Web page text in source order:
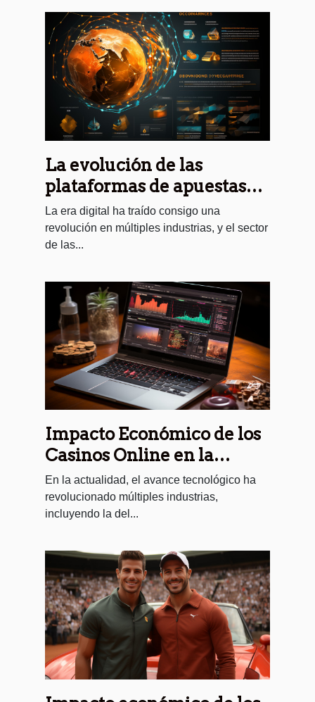
La evolución de las
plataformas de apuestas
en línea y su impacto en la
economía nicaragüense
La era digital ha traído consigo una
revolución en múltiples industrias, y el sector
de las...
Impacto Económico de los
Casinos Online en la
Economía de Chile
En la actualidad, el avance tecnológico ha
revolucionado múltiples industrias,
incluyendo la del...